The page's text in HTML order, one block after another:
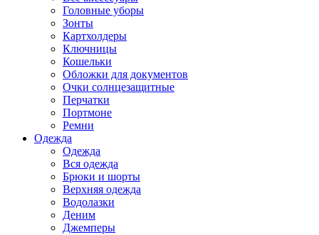
Головные уборы
Зонты
Картхолдеры
Ключницы
Кошельки
Обложки для документов
Очки солнцезащитные
Перчатки
Портмоне
Ремни
Одежда
Одежда
Вся одежда
Брюки и шорты
Верхняя одежда
Водолазки
Деним
Джемперы